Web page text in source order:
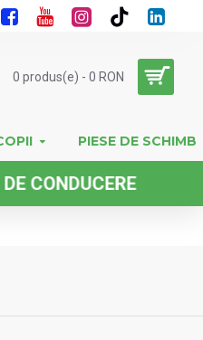
0 produs(e) - 0 RON
PIESE DE SCHIMB